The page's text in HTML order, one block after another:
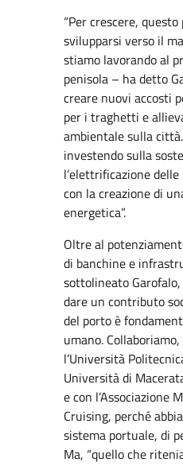
“Per crescere,
svilupparsi verso il
stiamo lavorando al
penisola – ha detto
creare nuovi accosti
per i traghetti e
ambientale sulla
investendo sulla
l’elettrificazione
con la creazione di
energetica”.
Oltre al
di banchine e
sottolineato
dare un contributo
del porto è
umano.
l’Università
Università di
e con l’Associazione
Cruising, perché
sistema portuale, di
Ma, “quello che